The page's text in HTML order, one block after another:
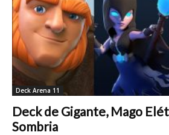
Deck Arena 11
Deck de Gigante, Mago
Sombria